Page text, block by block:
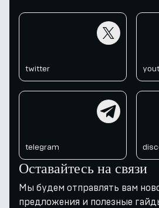
twitter
telegram
Оставайтесь на связи
Мы будем отправлять вам
предложения и полезные